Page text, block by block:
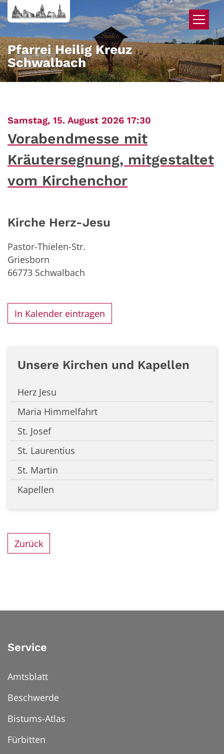
Zum Inhalt springen
Pfarrei Heilig Kreuz
Schwalbach
Samstag, 15. August 2026 17:30
Vorabendmesse mit
Kräutersegnung, mitgestaltet
vom Kirchenchor
Kirche Herz-Jesu
Pastor-Thielen-Str.
Griesborn
66773 Schwalbach
In Kalender eintragen
Unsere Kirchen und Kapellen
Herz Jesu
Maria Himmelfahrt
St. Josef
St. Laurentius
St. Martin
Kapellen
Zurück
Service
Amtsblatt
Beschwerde
Bistums-Atlas
Fürbitten